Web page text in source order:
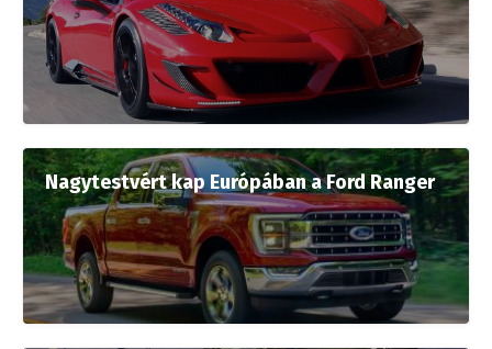
Nagytestvért kap Európában a Ford Ranger